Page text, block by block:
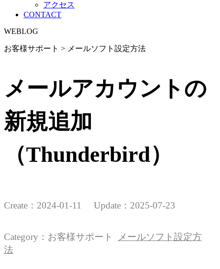
アクセス
CONTACT
WEBLOG
お客様サポート > メールソフト設定方法
メールアカウントの
新規追加
（Thunderbird）
Create： 2024-01-11 Update： 2025-07-23
Category： お客様サポート
メールソフト設定方
法